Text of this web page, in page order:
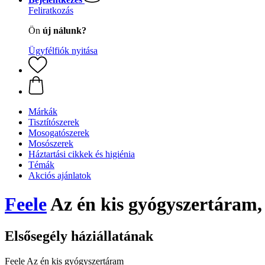
Feliratkozás
Ön új nálunk?
Ügyfélfiók nyitása
Márkák
Tisztítószerek
Mosogatószerek
Mosószerek
Háztartási cikkek és higiénia
Témák
Akciós ajánlatok
FeeleAz én kis gyógyszertáram,
Elsősegély háziállatának
Feele Az én kis gyógyszertáram